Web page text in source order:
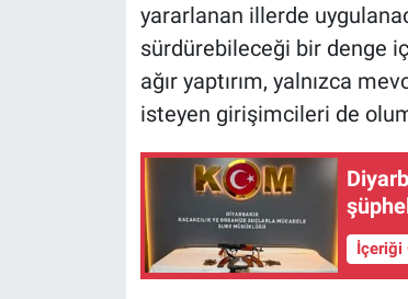
yararlanan illerde
sürdürebileceği bir denge
ağır yaptırım, yalnızca
isteyen girişimcileri de
İçeriği